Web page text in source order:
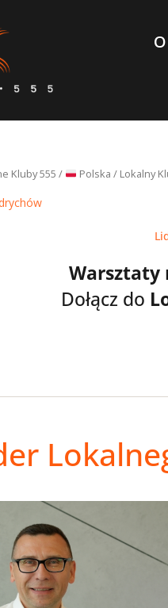
Kluby 555 / Polska / Lokalny
Warsztaty
Dołącz do